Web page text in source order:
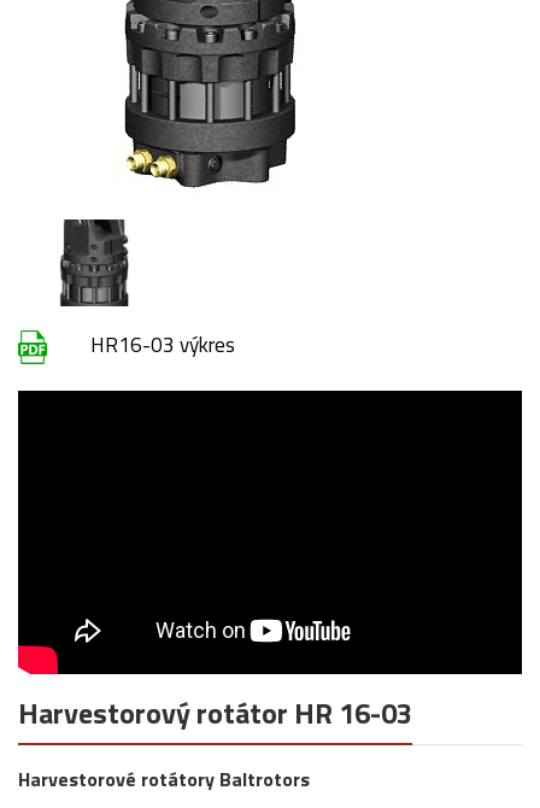
HR16-03 výkres
Harvestorový rotátor HR 16-03
Harvestorové rotátory Baltrotors